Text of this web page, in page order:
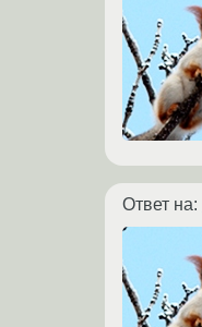
Ответ на: